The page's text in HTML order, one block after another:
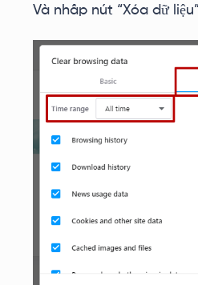
Và nhấp nút “Xóa dữ